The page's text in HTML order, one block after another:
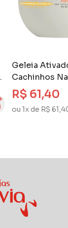
Geleia
Cachinhos
gr
R$ 61,40
ou 1x de R$